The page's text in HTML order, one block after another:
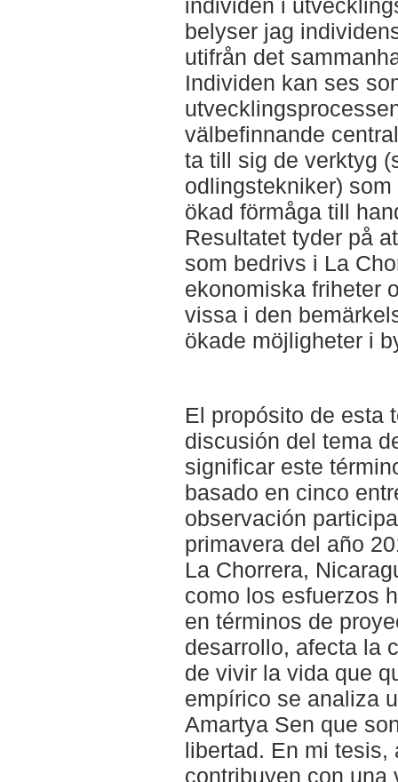
individen i
belyser jag
utifrån det
Individen kan ses
välbefinnande
ta till sig de verktyg
odlingstekniker)
ökad förmåga till
Resultatet tyder på
som bedrivs i La
ekonomiska friheter
vissa i den
ökade möjligheter i
El propósito de esta
discusión del tema
significar este
basado en cinco
observación
primavera del año
La Chorrera,
como los esfuerzos
en términos de
desarrollo, afecta la
de vivir la vida que
empírico se analiza
Amartya Sen que
libertad. En mi tesis,
contribuyen con una